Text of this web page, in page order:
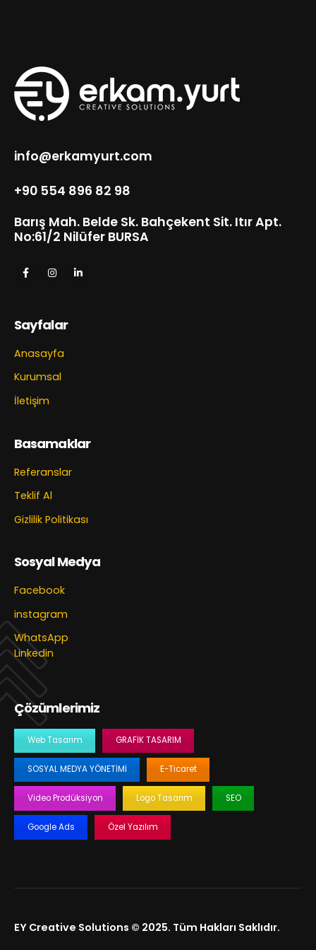
info@erkamyurt.com
+90 554 896 82 98
Barış Mah. Belde Sk. Bahçekent Sit. Itır Apt.
No:61/2 Nilüfer BURSA
Sayfalar
Anasayfa
Kurumsal
İletişim
Basamaklar
Referanslar
Teklif Al
Gizlilik Politikası
Sosyal Medya
Facebook
instagram
WhatsApp
Linkedin
Çözümlerimiz
Web Tasarım GRAFIK TASARIM
SOSYAL MEDYA YÖNETIMI E-Ticaret
Video Prodüksiyon Logo Tasarım SEO
Google Ads Özel Yazılım
EY Creative Solutions © 2025. Tüm Hakları Saklıdır.